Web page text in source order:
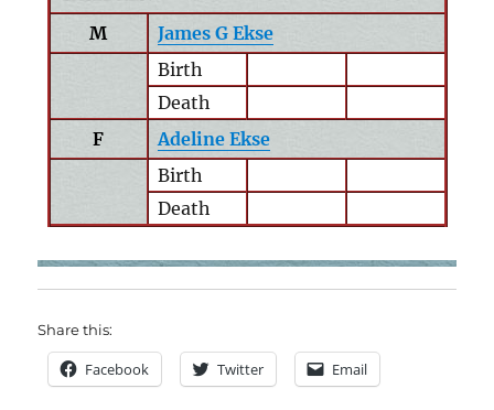
M
James G Ekse
Birth
Death
F
Adeline Ekse
Birth
Death
Share this:
Facebook Twitter Email